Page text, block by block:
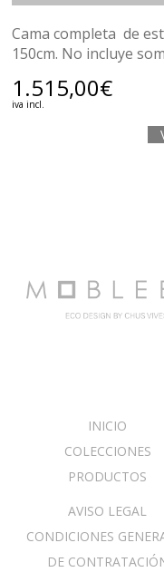
Cama completa de
150cm. No incluye
1.515,00€
iva incl.
INICIO
COLECCIONES
PRODUCTOS
AVISO LEGAL
CONDICIONES
DE